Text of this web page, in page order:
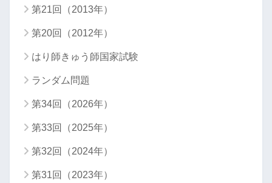
第21回（2013年）
第20回（2012年）
はり師きゅう師国家試験
ランダム問題
第34回（2026年）
第33回（2025年）
第32回（2024年）
第31回（2023年）